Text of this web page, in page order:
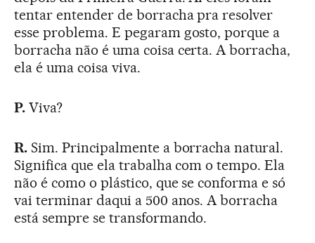
tentar entender de borracha pra resolver
esse problema. E pegaram gosto, porque a
borracha não é uma coisa certa. A borracha,
ela é uma coisa viva.
P.Viva?
R.Sim. Principalmente a borracha natural.
Significa que ela trabalha com o tempo. Ela
não é como o plástico, que se conforma e só
vai terminar daqui a 500 anos. A borracha
está sempre se transformando.